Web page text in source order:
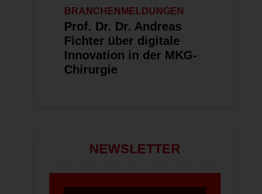
BRANCHENMELDUNGEN
Prof. Dr. Dr. Andreas
Fichter über digitale
Innovation in der MKG-
Chirurgie
NEWSLETTER